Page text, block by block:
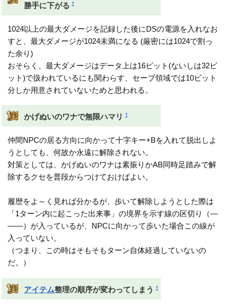
勝手に下がる †
1024以上の最大ダメージを記録した後にDSの電源を入れなお
すと、最大ダメージが1024未満になる (厳密には1024で割っ
た余り)
おそらく、最大ダメージはデータ上は16ビット(ないしは32ビ
ット)で扱われているにも関わらす、セーブ領域では10ビット
分しか用意されていないためと思われる。
かげぬいのワナで無限ハマリ †
仲間NPCの居る方向に向かって十字キー+Bを入れて脱出しよ
うとしても、何故か永遠に解除されない。
対策としては、かげぬいのワナは素振りかAB同時足踏みで解
除するクセを普段からつけておけばよい。
履歴をよ～く見れば分かるが、歩いて解除しようとした際は
「1ターン内に起こった出来事」の境界を示す線の区切り（―
――）が入っているが、NPCに向かって歩いた場合この線が
入っていない。
（つまり、この時はそもそもターン自体経過していないの
だ。）
アイテム整理の順序が変わってしまう †